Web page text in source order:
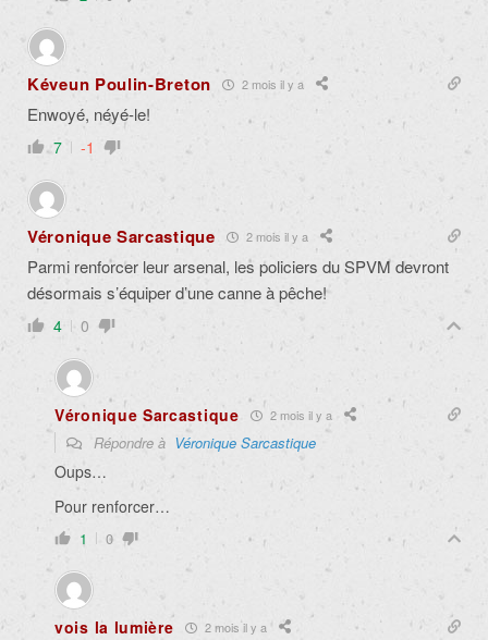
Kéveun Poulin-Breton 2 mois il y a
Enwoyé, néyé-le!
7 -1
Véronique Sarcastique 2 mois il y a
Parmi renforcer leur arsenal, les policiers du SPVM devront
désormais s’équiper d’une canne à pêche!
4 0
Véronique Sarcastique 2 mois il y a
Répondre à Véronique Sarcastique
Oups…
Pour renforcer…
1 0
vois la lumière 2 mois il y a